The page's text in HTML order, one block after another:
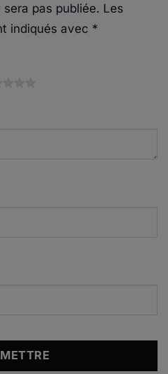
pas publiée. Les
indiqués avec *